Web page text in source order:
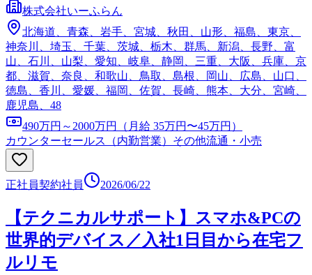
株式会社いーふらん
北海道、青森、岩手、宮城、秋田、山形、福島、東京、
神奈川、埼玉、千葉、茨城、栃木、群馬、新潟、長野、富
山、石川、山梨、愛知、岐阜、静岡、三重、大阪、兵庫、京
都、滋賀、奈良、和歌山、鳥取、島根、岡山、広島、山口、
徳島、香川、愛媛、福岡、佐賀、長崎、熊本、大分、宮崎、
鹿児島、48
490万円～2000万円（月給 35万円〜45万円）
カウンターセールス（内勤営業） その他流通・小売
正社員契約社員 2026/06/22
【テクニカルサポート】スマホ&PCの
世界的デバイス／入社1日目から在宅フ
ルリモ